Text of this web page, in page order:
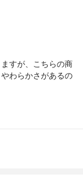
すが、こちらの商
わらかさがあるの